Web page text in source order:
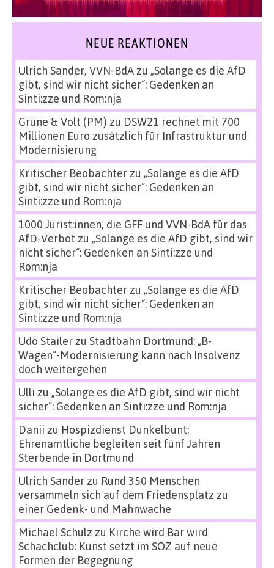
NEUE REAKTIONEN
Ulrich Sander, VVN-BdAzu „Solange es die AfD
gibt, sind wir nicht sicher“: Gedenken an
Sinti:zze und Rom:nja
Grüne & Volt (PM) zu DSW21 rechnet mit 700
Millionen Euro zusätzlich für Infrastruktur und
Modernisierung
Kritischer Beobachterzu „Solange es die AfD
gibt, sind wir nicht sicher“: Gedenken an
Sinti:zze und Rom:nja
1000 Jurist:innen, die GFF und VVN-BdA für das
AfD-Verbot zu „Solange es die AfD gibt, sind wir
nicht sicher“: Gedenken an Sinti:zze und
Rom:nja
Kritischer Beobachterzu „Solange es die AfD
gibt, sind wir nicht sicher“: Gedenken an
Sinti:zze und Rom:nja
Udo Stailerzu Stadtbahn Dortmund: „B-
Wagen“-Modernisierung kann nach Insolvenz
doch weitergehen
Ulli zu „Solange es die AfD gibt, sind wir nicht
sicher“: Gedenken an Sinti:zze und Rom:nja
Danii zu Hospizdienst Dunkelbunt:
Ehrenamtliche begleiten seit fünf Jahren
Sterbende in Dortmund
Ulrich Sanderzu Rund 350 Menschen
versammeln sich auf dem Friedensplatz zu
einer Gedenk- und Mahnwache
Michael Schulz zu Kirche wird Bar wird
Schachclub: Kunst setzt im SÖZ auf neue
Formen der Begegnung